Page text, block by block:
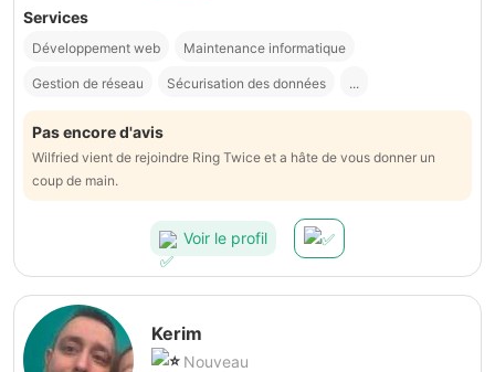
Services
Développement web Maintenance informatique
Gestion de réseau Sécurisation des données ...
Pas encore d'avis
Wilfried vient de rejoindre Ring Twice et a hâte de vous donner un
coup de main.
Voir le profil
Kerim
Nouveau